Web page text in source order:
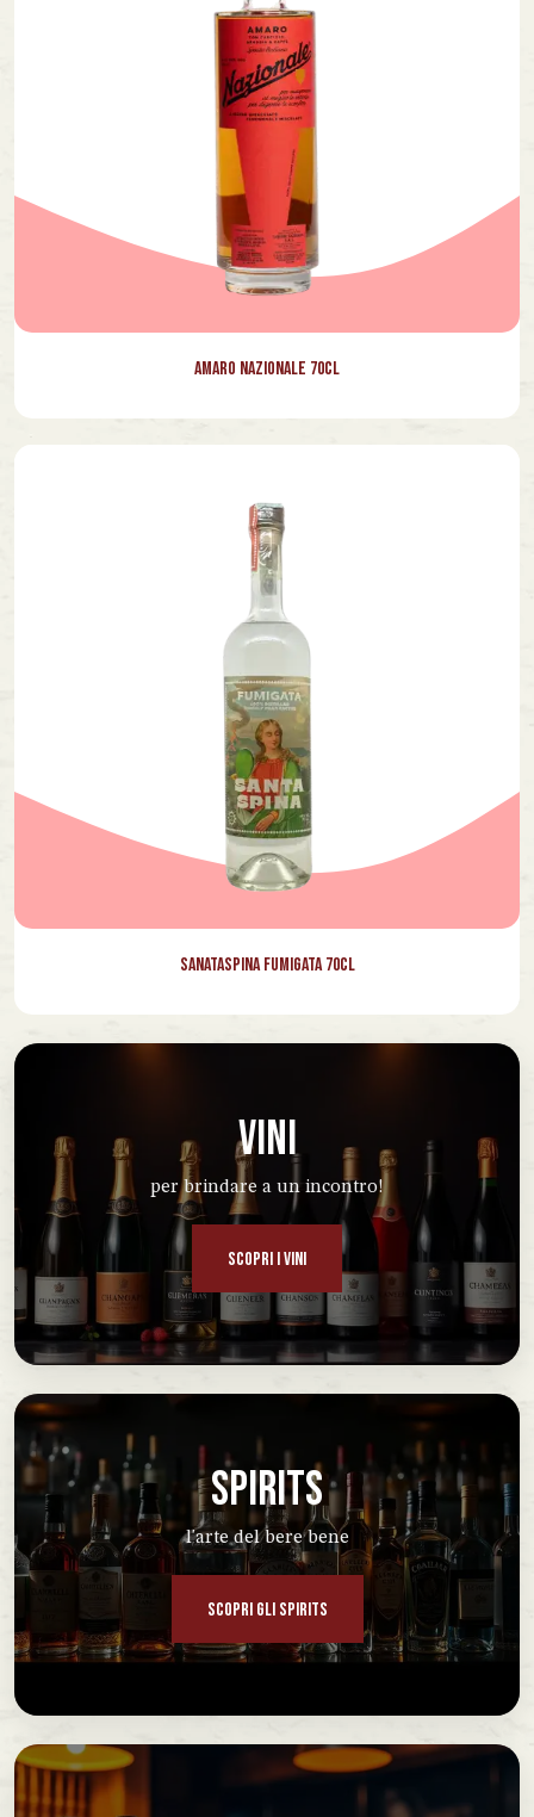
Amaro Nazionale 70cl
Sanataspina Fumigata 70cl
VINI
per brindare a un incontro!
SCOPRI I VINI
SPIRITS
l'arte del bere bene
SCOPRI GLI SPIRITS